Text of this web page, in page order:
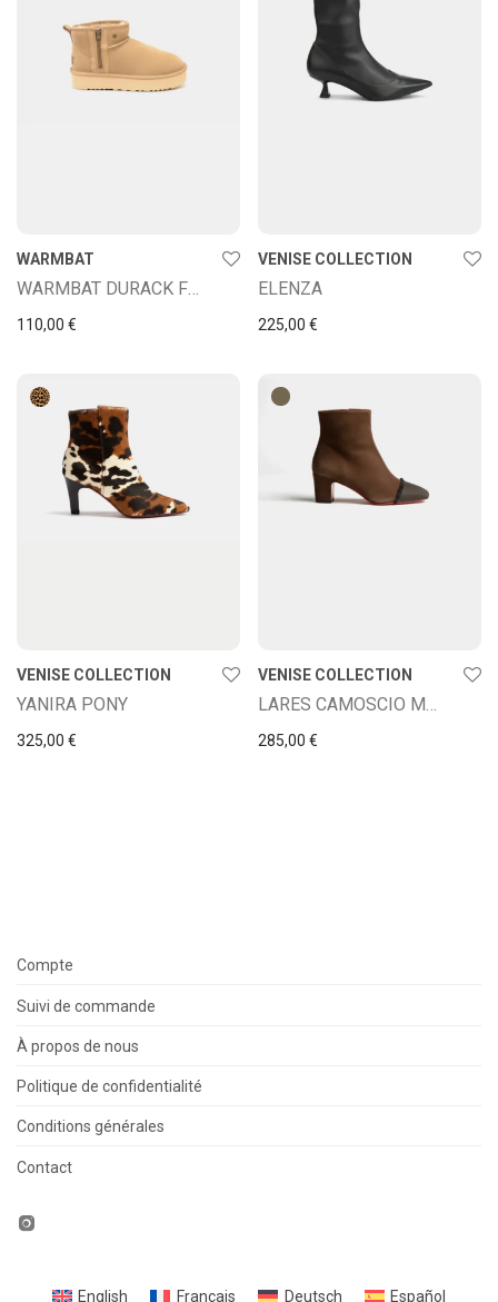
WARMBAT
WARMBAT DURACK FEMME PLATEAU ZIPPER
110,00 €
VENISE COLLECTION
ELENZA
225,00 €
VENISE COLLECTION
YANIRA PONY
325,00 €
VENISE COLLECTION
LARES CAMOSCIO MORO
285,00 €
Compte
Suivi de commande
À propos de nous
Politique de confidentialité
Conditions générales
Contact
English Français Deutsch Español